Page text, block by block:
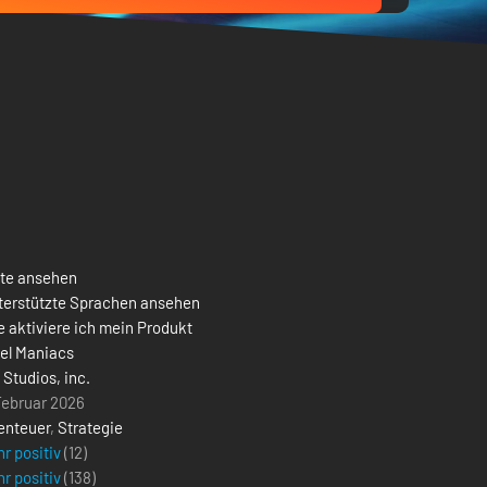
ansehen
Sprachen ansehen
aktiviere ich mein Produkt
Maniacs
Studios, inc.
2026
, Strategie
positiv(12)
positiv(138)